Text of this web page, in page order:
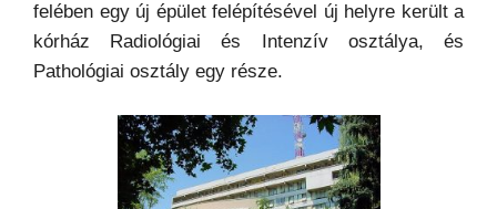
felében egy új épület felépítésével új helyre került a
kórház Radiológiai és Intenzív osztálya, és
Pathológiai osztály egy része.